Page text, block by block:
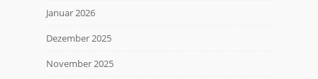
Januar 2026
Dezember 2025
November 2025